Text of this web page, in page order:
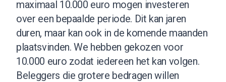
maximaal 10.000 euro mogen investeren
over een bepaalde periode. Dit kan jaren
duren, maar kan ook in de komende maanden
plaatsvinden. We hebben gekozen voor
10.000 euro zodat iedereen het kan volgen.
Beleggers die grotere bedragen willen